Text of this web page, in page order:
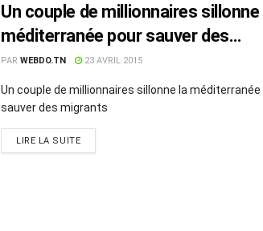
Un couple de millionnaires sillonne
méditerranée pour sauver des
migrants
PAR WEBDO.TN 23 AVRIL 2015
Un couple de millionnaires sillonne la méditerranée
sauver des migrants
LIRE LA SUITE